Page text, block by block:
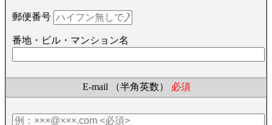
郵便番号
番地・ビル・マンション名
E-mail （半角英数） 必須